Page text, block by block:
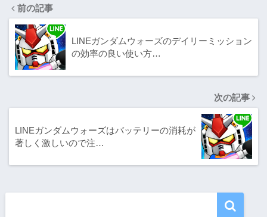
前の記事
LINEガンダムウォーズのデイリーミッション
の効率の良い使い方…
次の記事
LINEガンダムウォーズはバッテリーの消耗が
著しく激しいので注…